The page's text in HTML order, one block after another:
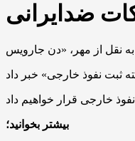
بیشتر بخوانید؛